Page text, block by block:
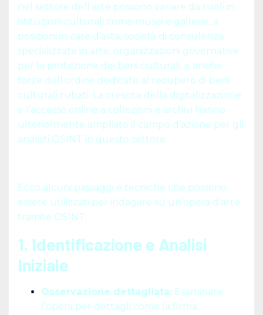
nel settore dell’arte possono variare da ruoli in
istituzioni culturali come musei e gallerie, a
posizioni in case d’asta, società di consulenza
specializzate in arte, organizzazioni governative
per la protezione dei beni culturali, e anche
forze dell’ordine dedicate al recupero di beni
culturali rubati. La crescita della digitalizzazione
e l’accesso online a collezioni e archivi hanno
ulteriormente ampliato il campo d’azione per gli
analisti OSINT in questo settore.
Ecco alcuni passaggi e tecniche che possono
essere utilizzati per indagare su un’opera d’arte
tramite OSINT:
1. Identificazione e Analisi
Iniziale
Osservazione dettagliata: Esaminare
l’opera per dettagli come la firma